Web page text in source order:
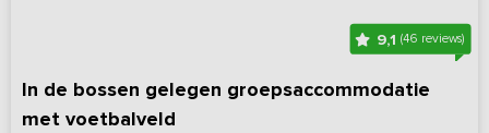
9,1(46 reviews)
In de bossen gelegen groepsaccommodatie
met voetbalveld